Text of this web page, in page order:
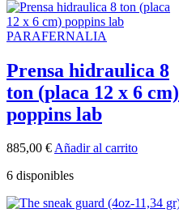
PARAFERNALIA
Prensa hidraulica 8
ton (placa 12 x 6 cm)
poppins lab
885,00 €Añadir al carrito
6 disponibles